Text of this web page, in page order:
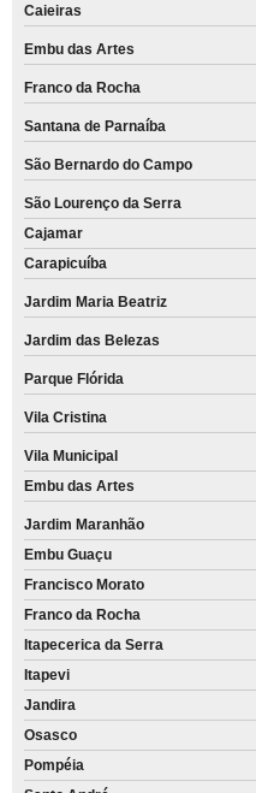
Caieiras
Embu das Artes
Franco da Rocha
Santana de Parnaíba
São Bernardo do Campo
São Lourenço da Serra
Cajamar
Carapicuíba
Jardim Maria Beatriz
Jardim das Belezas
Parque Flórida
Vila Cristina
Vila Municipal
Embu das Artes
Jardim Maranhão
Embu Guaçu
Francisco Morato
Franco da Rocha
Itapecerica da Serra
Itapevi
Jandira
Osasco
Pompéia